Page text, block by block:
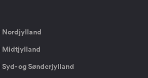
Nordjylland
Midtjylland
og Sønderjylland